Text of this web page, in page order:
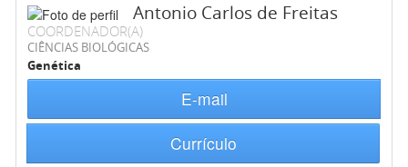
Antonio Carlos de Freitas
COORDENADOR(A)
CIÊNCIAS BIOLÓGICAS
Genética
E-mail
Currículo